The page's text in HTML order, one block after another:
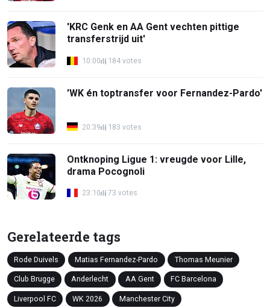
'KRC Genk en AA Gent vechten pittige
transferstrijd uit'
10:00 184 votes
'WK én toptransfer voor Fernandez-Pardo'
20:39 183 votes
Ontknoping Ligue 1: vreugde voor Lille,
drama Pocognoli
23:10 73 votes
Gerelateerde tags
Rode Duivels Matias Fernandez-Pardo Thomas Meunier
Club Brugge Anderlecht AA Gent FC Barcelona
Liverpool FC WK 2026 Manchester City